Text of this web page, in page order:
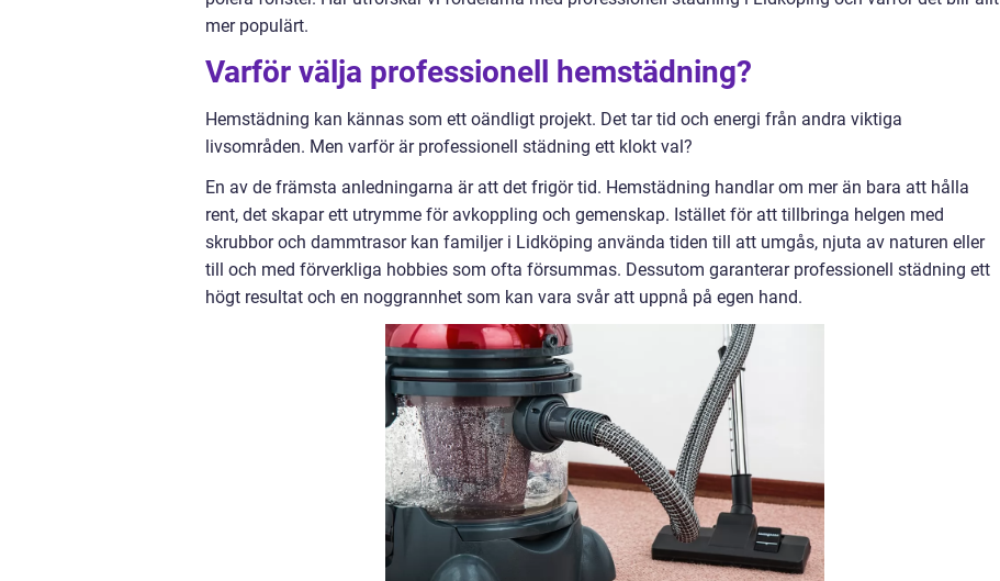
mer populärt.
Varför välja professionell hemstädning?
Hemstädning kan kännas som ett oändligt projekt. Det tar tid och energi från andra viktiga
livsområden. Men varför är professionell städning ett klokt val?
En av de främsta anledningarna är att det frigör tid. Hemstädning handlar om mer än bara att hålla
rent, det skapar ett utrymme för avkoppling och gemenskap. Istället för att tillbringa helgen med
skrubbor och dammtrasor kan familjer i Lidköping använda tiden till att umgås, njuta av naturen eller
till och med förverkliga hobbies som ofta försummas. Dessutom garanterar professionell städning ett
högt resultat och en noggrannhet som kan vara svår att uppnå på egen hand.